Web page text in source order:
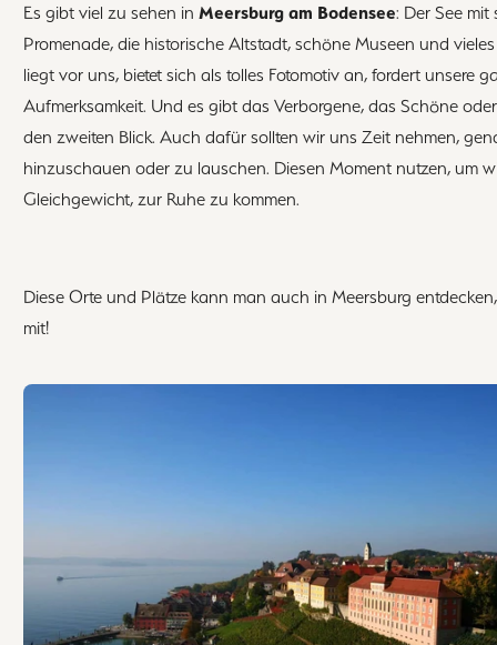
Es gibt viel zu sehen inMeersburg am Bodensee: Der See mit
Promenade, die historische Altstadt, schöne Museen und
liegt vor uns, bietet sich als tolles Fotomotiv an, fordert unsere
Aufmerksamkeit. Und es gibt das Verborgene, das Schöne
den zweiten Blick. Auch dafür sollten wir uns Zeit nehmen,
hinzuschauen oder zu lauschen. Diesen Moment nutzen, um
Gleichgewicht, zur Ruhe zu kommen.
Diese Orte und Plätze kann man auch in Meersburg
mit!